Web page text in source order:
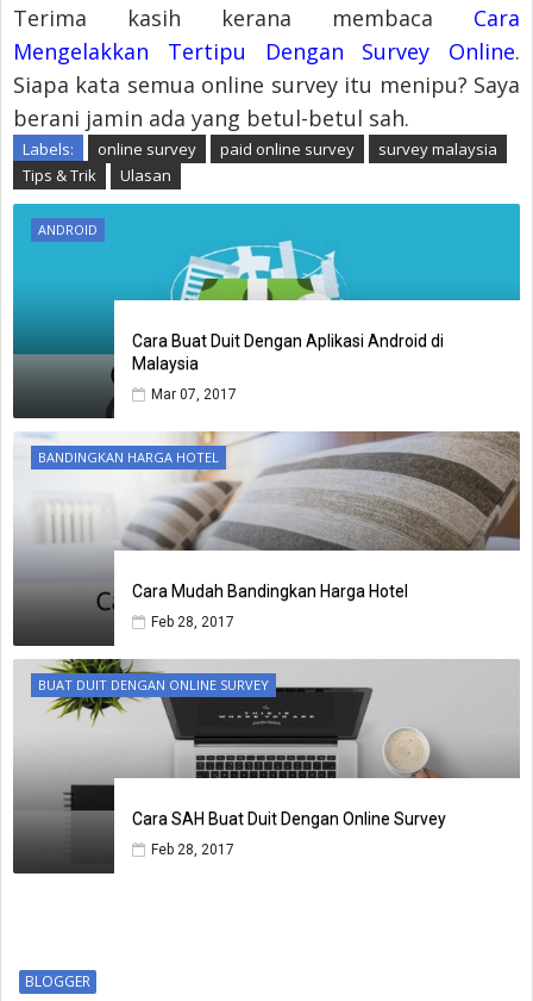
Terima kasih kerana membaca Cara
Mengelakkan Tertipu Dengan Survey Online.
Siapa kata semua online survey itu menipu? Saya
berani jamin ada yang betul-betul sah.
Labels: online survey paid online survey
survey malaysia
Tips & Trik
Ulasan
ANDROID
Cara Buat Duit Dengan Aplikasi Android di
Malaysia
Mar 07, 2017
BANDINGKAN HARGA HOTEL
Cara Mudah Bandingkan Harga Hotel
Feb 28, 2017
BUAT DUIT DENGAN ONLINE SURVEY
Cara SAH Buat Duit Dengan Online Survey
Feb 28, 2017
BLOGGER